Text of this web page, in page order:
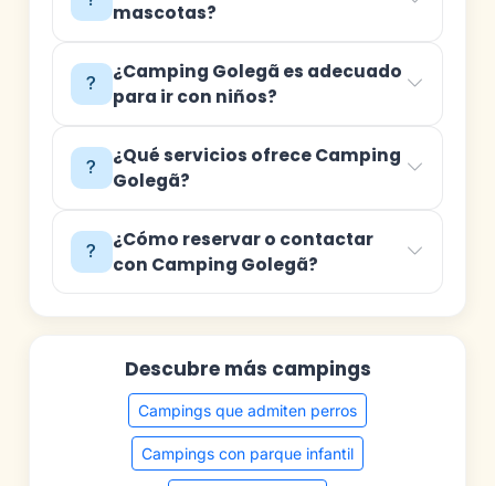
mascotas?
¿Camping Golegã es adecuado
para ir con niños?
¿Qué servicios ofrece Camping
Golegã?
¿Cómo reservar o contactar
con Camping Golegã?
Descubre más campings
Campings que admiten perros
Campings con parque infantil